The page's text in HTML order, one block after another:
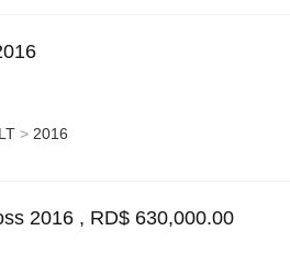
> 2016
2016 , RD$ 630,000.00